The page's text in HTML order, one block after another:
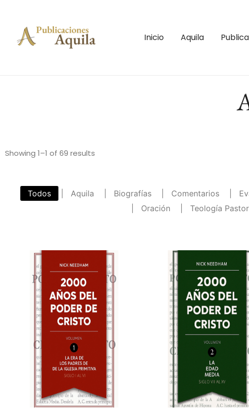
Inicio Aquila
Showing 1–1 of 69 results
Todos Aquila Biografías Comentarios
Oración Teología